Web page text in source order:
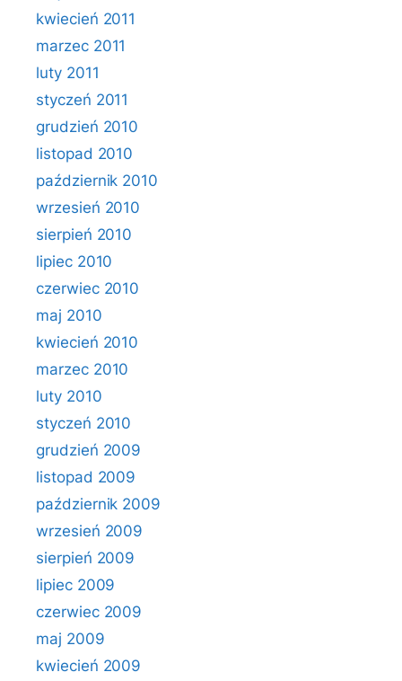
kwiecień 2011
marzec 2011
luty 2011
styczeń 2011
grudzień 2010
listopad 2010
październik 2010
wrzesień 2010
sierpień 2010
lipiec 2010
czerwiec 2010
maj 2010
kwiecień 2010
marzec 2010
luty 2010
styczeń 2010
grudzień 2009
listopad 2009
październik 2009
wrzesień 2009
sierpień 2009
lipiec 2009
czerwiec 2009
maj 2009
kwiecień 2009